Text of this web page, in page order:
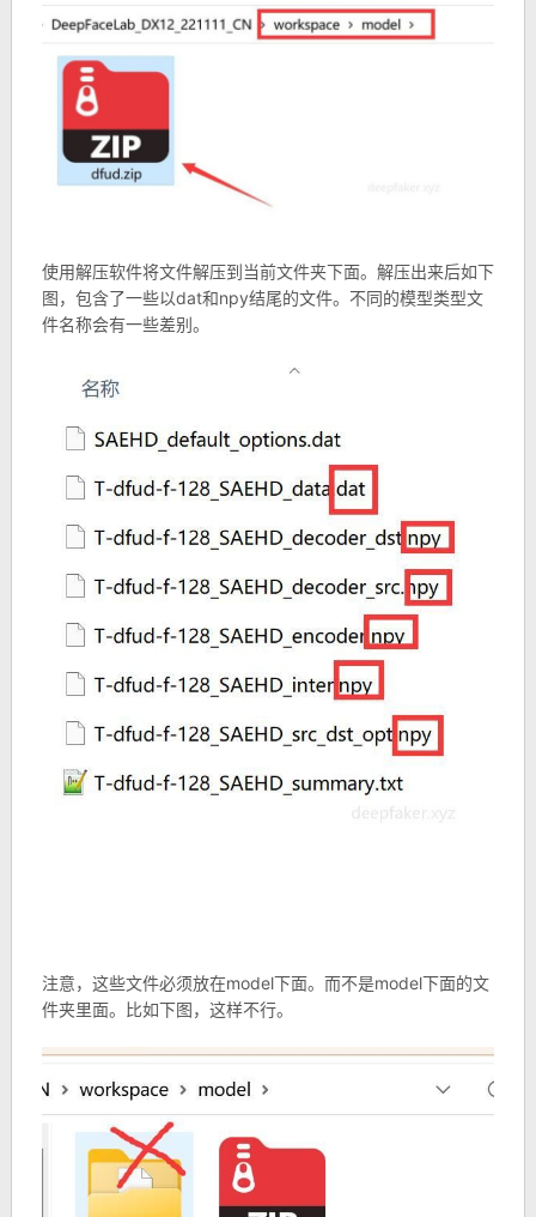
使用解压软件将文件解压到当前文件夹下面。解压出来后如下
图，包含了一些以dat和npy结尾的文件。不同的模型类型文
件名称会有一些差别。
注意，这些文件必须放在model下面。而不是model下面的文
件夹里面。比如下图，这样不行。